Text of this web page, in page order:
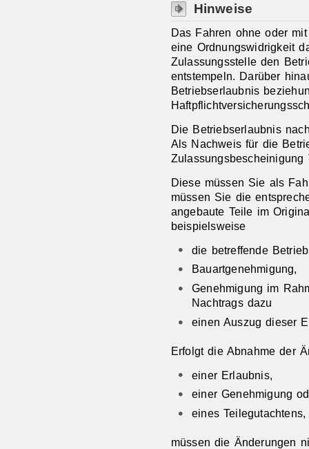
Hinweise
Das Fahren ohne oder
eine Ordnungswidrigkeit
Zulassungsstelle den
entstempeln. Darüber
Betriebserlaubnis
Die Betriebserlaubnis
Als Nachweis für die
Diese müssen Sie als
müssen Sie die
angebaute Teile im
beispielsweise
die betreffende
Bauartgenehmigung,
Genehmigung im
Nachtrags dazu
einen Auszug dieser
Erfolgt die Abnahme der
einer Erlaubnis,
einer Genehmigung
eines Teilegutachtens,
müssen die Änderungen